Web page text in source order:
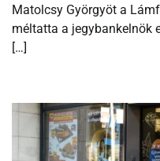
Matolcsy Györgyöt a
méltatta a jegybankelnök
[…]